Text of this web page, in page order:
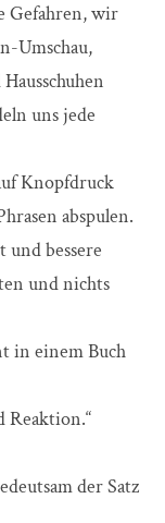
Gefahren, wir
Umschau,
uns jede
Knopfdruck
abspulen.
bessere
und nichts
in einem Buch
Reaktion.“
der Satz